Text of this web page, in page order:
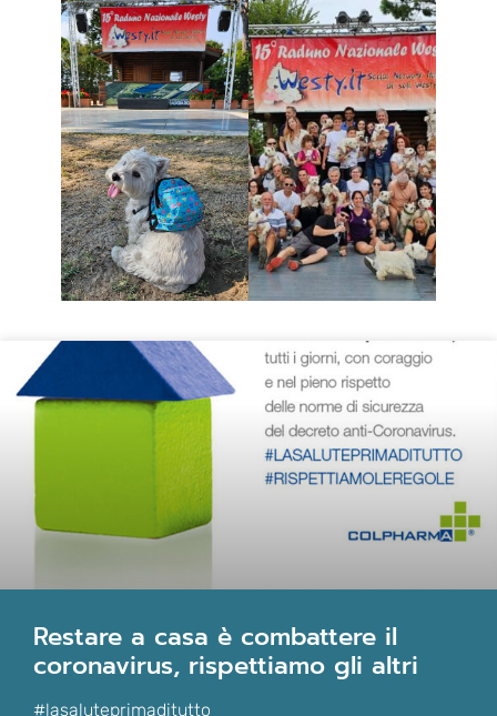
restare a casa è combattere il
coronavirus, rispettiamo gli altri
#lasaluteprimaditutto